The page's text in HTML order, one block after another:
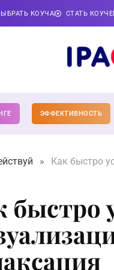
КОУЧА СТАТЬ
ЭФФЕКТИВНОСТЬ
» Как быстро
быстро